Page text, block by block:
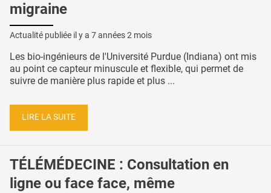
migraine
Actualité publiée il y a 7 années 2 mois
Les bio-ingénieurs de l'Université Purdue (Indiana) ont mis
au point ce capteur minuscule et flexible, qui permet de
suivre de manière plus rapide et plus ...
LIRE LA SUITE
TÉLÉMÉDECINE : Consultation en
ligne ou face face, même